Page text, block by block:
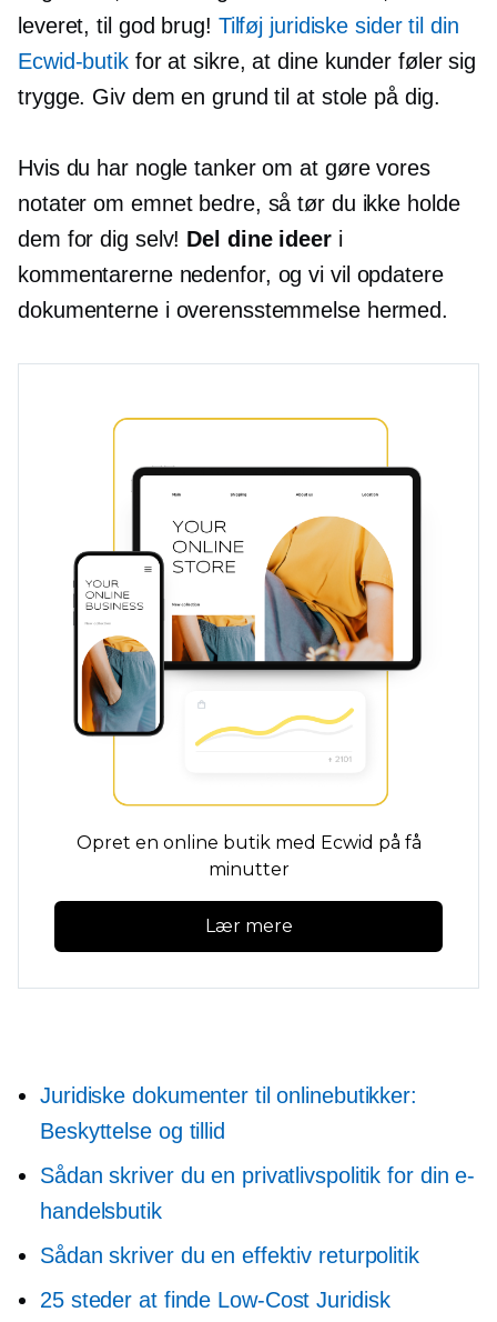
leveret, til god brug! Tilføj juridiske sider til din
Ecwid-butikfor at sikre, at dine kunder føler sig
trygge. Giv dem en grund til at stole på dig.
Hvis du har nogle tanker om at gøre vores
notater om emnet bedre, så tør du ikke holde
dem for dig selv! Del dine ideeri
kommentarerne nedenfor, og vi vil opdatere
dokumenterne i overensstemmelse hermed.
Opret en online butik med Ecwid på få
minutter
Lær mere
Juridiske dokumenter til onlinebutikker:
Beskyttelse og tillid
Sådan skriver du en privatlivspolitik for din e-
handelsbutik
Sådan skriver du en effektiv returpolitik
25 steder at finde Low-Cost Juridisk